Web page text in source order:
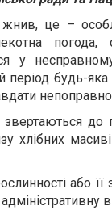
це –
погода,
у
будь-яка
звертаються
або